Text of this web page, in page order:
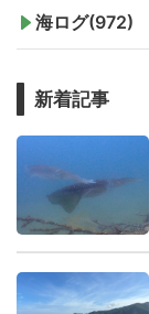
海ログ(972)
新着記事